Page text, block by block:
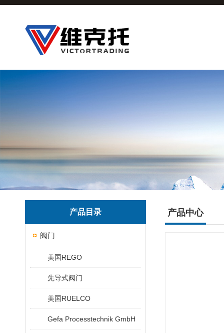
产品目录
阀门
美国REGO
先导式阀门
美国RUELCO
Gefa Processtechnik GmbH
产品中心